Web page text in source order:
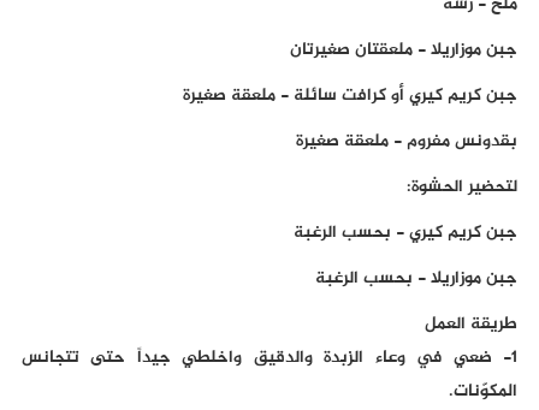
جبن موزاريلا - ملعقتان صغيرتان
جبن كريم كيري أو كرافت سائلة - ملعقة صغيرة
بقدونس مفروم - ملعقة صغيرة
لتحضير الحشوة:
جبن كريم كيري - بحسب الرغبة
جبن موزاريلا - بحسب الرغبة
طريقة العمل
1- ضعي في وعاء الزبدة والدقيق واخلطي جيداً حتى تتجانس
المكوّنات.